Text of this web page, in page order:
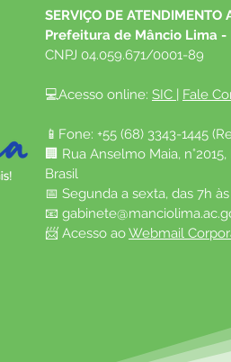
SERVIÇO DE ATENDIMENTO
Prefeitura de Mâncio Lima -
CNPJ 04.059.671/0001-89
💻Acesso online: SIC | Fale
📱Fone: +55 (68) 3343-1445
🏢 Rua Anselmo Maia,
Brasil
📅 Segunda a sexta, das 7h
📧
📨 Acesso ao Webmail